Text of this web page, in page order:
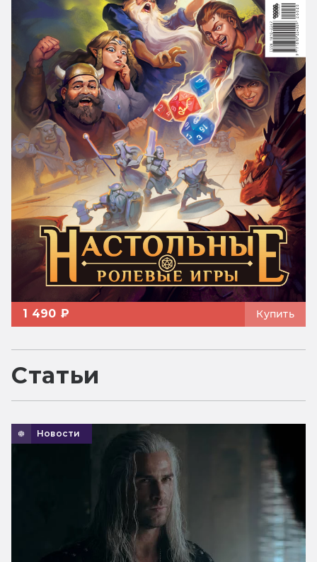
1 490 ₽ Купить
Статьи
Новости